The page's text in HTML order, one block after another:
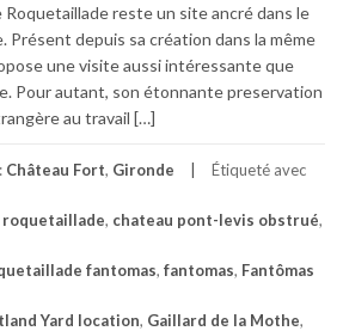
Roquetaillade reste un site ancré dans le
Présent depuis sa création dans la même
une visite aussi intéressante que
Pour autant, son étonnante preservation
au travail […]
Château Fort, Gironde Étiqueté avec
roquetaillade, chateau pont-levis obstrué,
fantomas, fantomas, Fantômas
Yard location, Gaillard de la Mothe,